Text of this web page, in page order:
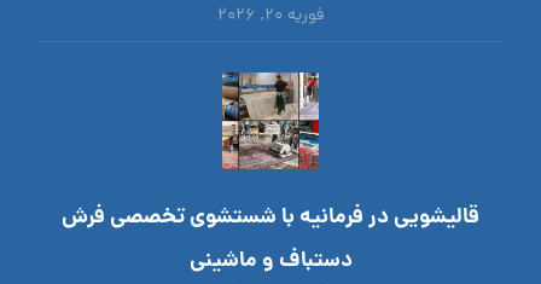
فوریه ۲۰, ۲۰۲۶
قالیشویی در فرمانیه با شستشوی تخصصی فرش
دستباف و ماشینی